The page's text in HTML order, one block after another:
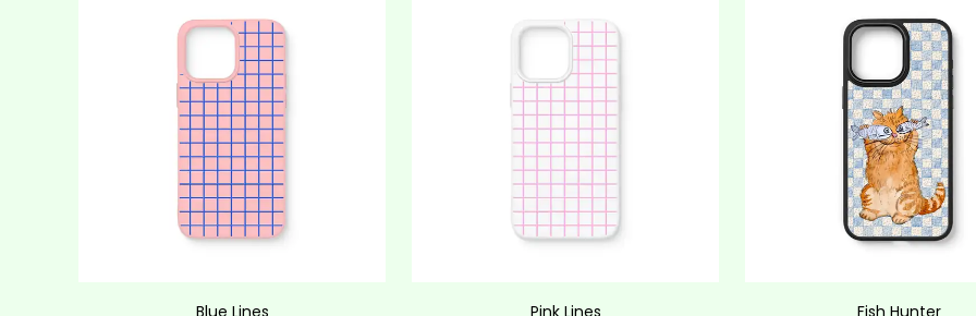
Blue Lines Pink Lines Fish Hunter